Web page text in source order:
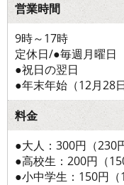
営業時間
9時～17時
定休日/●毎週月曜日
●祝日の翌日
●年末年始（12月28
料金
●大人：300円（230
●高校生：200円（
●小中学生：150円（